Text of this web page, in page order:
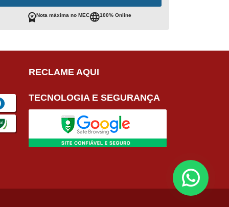
Nota máxima no MEC 100% Online
RECLAME AQUI
TECNOLOGIA E SEGURANÇA